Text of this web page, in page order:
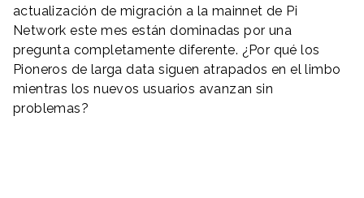
actualización de migración a la mainnet de Pi
Network este mes están dominadas por una
pregunta completamente diferente. ¿Por qué los
Pioneros de larga data siguen atrapados en el limbo
mientras los nuevos usuarios avanzan sin
problemas?